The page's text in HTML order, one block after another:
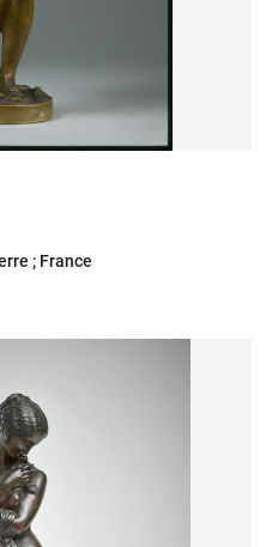
Cumberworth, Charles ; Angleterre ; France